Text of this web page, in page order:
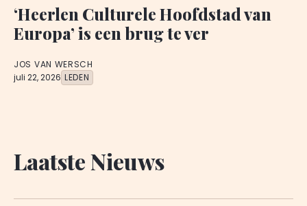
‘Heerlen Culturele Hoofdstad van
Europa’ is een brug te ver
JOS VAN WERSCH
juli 22, 2026 LEDEN
Laatste Nieuws